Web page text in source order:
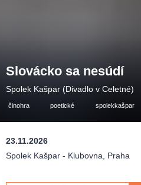
Slovácko sa nesúdí
Spolek Kašpar (Divadlo v Celetné)
činohra poetické spolekkašpar
23.11.2026
Spolek Kašpar - Klubovna
Praha